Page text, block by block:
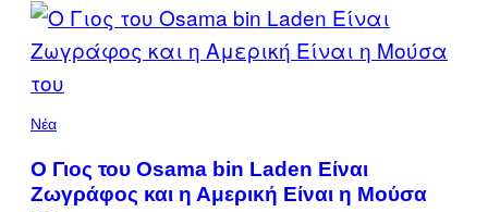
POSTS
BY
THIS
AUTHOR
Νέα
Ο Γιος του Osama bin Laden Είναι
Ζωγράφος και η Αμερική Είναι η Μούσα